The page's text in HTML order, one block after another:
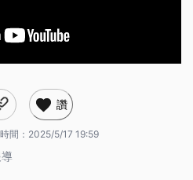
讚
間： 2025/5/17 19:59